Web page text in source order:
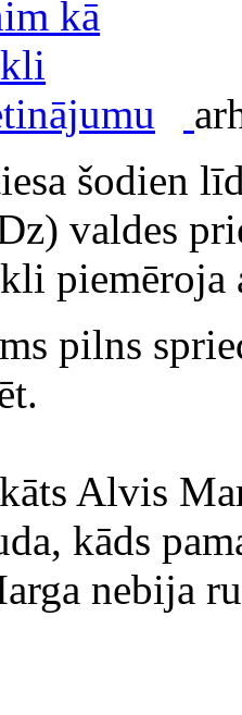
šodien
valdes
piemēroja
pilns
Alvis
kāds
nebija